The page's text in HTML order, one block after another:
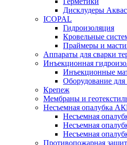
Дисклудеры
ICOPAL
Гидроизоляция
Кровельные
Праймеры и
Аппараты для сварки
Инъекционная
Инъекционные
Оборудование
Крепеж
Мембраны и
Несъемная опалубка
Несъемная
Несъемная
Несъемная
Противопожарная